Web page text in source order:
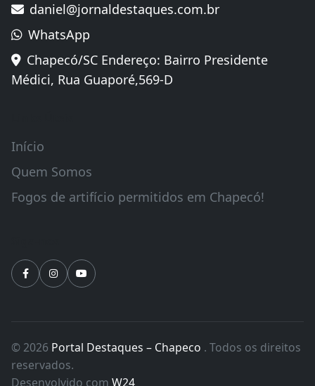
daniel@jornaldestaques.com.br
WhatsApp
Chapecó/SC Endereço: Bairro Presidente
Médici, Rua Guaporé,569-D
Início
Quem Somos
Fogos de artifício permitidos em Chapecó!
© 2026 Portal Destaques – Chapeco . Todos os direitos
reservados.
Desenvolvido com W24